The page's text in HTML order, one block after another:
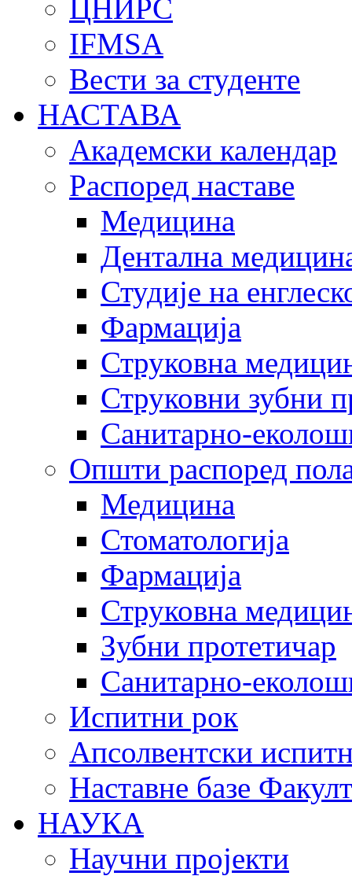
ЦНИРС
IFMSA
Вести за студенте
НАСТАВА
Академски календар
Распоред наставе
Медицина
Дентална
Студије на
Фармација
Струковна
Струковни зубни
Санитарно-
Општи распоред
Медицина
Стоматологија
Фармација
Струковна
Зубни протетичар
Санитарно-
Испитни рок
Апсолвентски
Наставне базе
НАУКА
Научни пројекти